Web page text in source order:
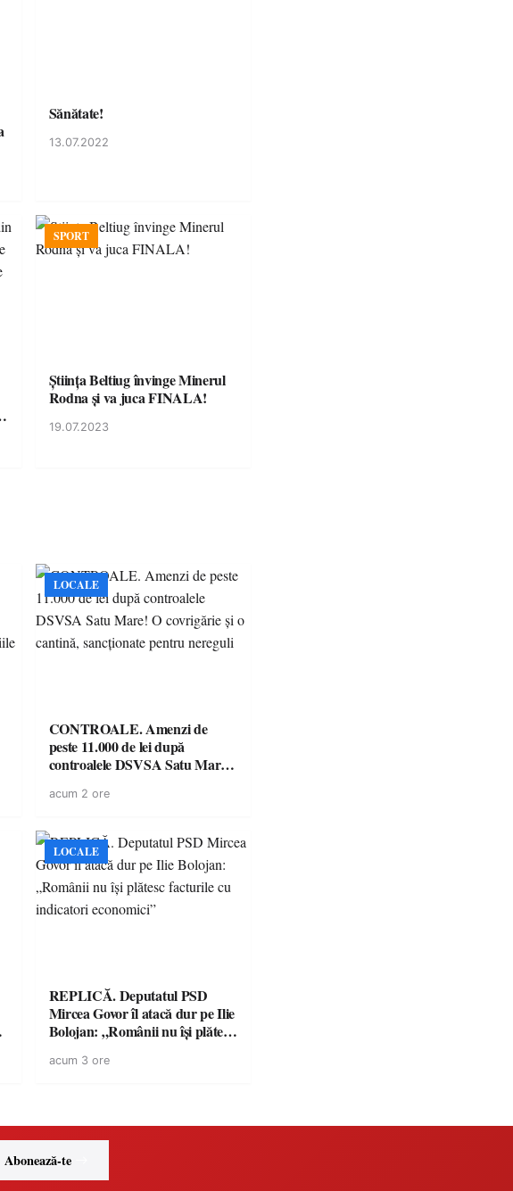
Sănătate!
13.07.2022
SPORT
Ştiinţa Beltiug învinge Minerul
Rodna şi va juca FINALA!
19.07.2023
LOCALE
CONTROALE. Amenzi de
peste 11.000 de lei după
controalele DSVSA Satu Mare!
sancționate pentru nereguli
acum 2 ore
LOCALE
REPLICĂ. Deputatul PSD
Mircea Govor îl atacă dur pe Ilie
Bolojan: „Românii nu își plătesc
economici”
acum 3 ore
Abonează-te